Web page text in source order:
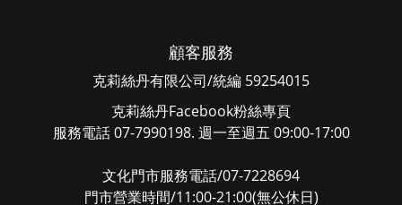
顧客服務
克莉絲丹有限公司/統編 59254015
克莉絲丹Facebook粉絲專頁
服務電話 07-7990198. 週一至週五 09:00-17:00
文化門市服務電話/07-7228694
門市營業時間/11:00-21:00(無公休日)